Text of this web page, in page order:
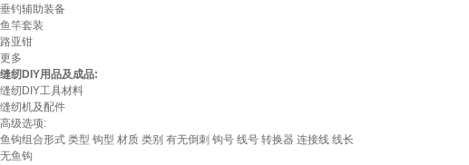
垂钓辅助装备
鱼竿套装
路亚钳
更多
缝纫DIY用品及成品:
缝纫DIY工具材料
缝纫机及配件
高级选项:
鱼钩组合形式 类型 钩型 材质 类别 有无倒刺 钩号 线号 转换器 连接线 线长
无鱼钩